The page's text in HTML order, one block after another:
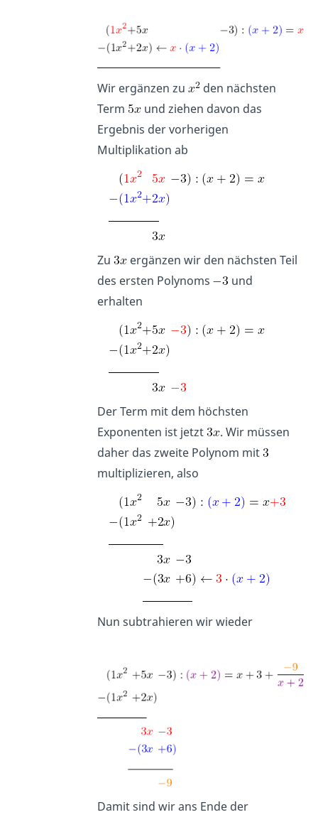
Wir ergänzen zu
den nächsten
Term
und ziehen davon das
Ergebnis der vorherigen
Multiplikation ab
Zu
ergänzen wir den nächsten Teil
des ersten Polynoms
und
erhalten
Der Term mit dem höchsten
Exponenten ist jetzt
. Wir müssen
daher das zweite Polynom mit
multiplizieren, also
Nun subtrahieren wir wieder
Damit sind wir ans Ende der